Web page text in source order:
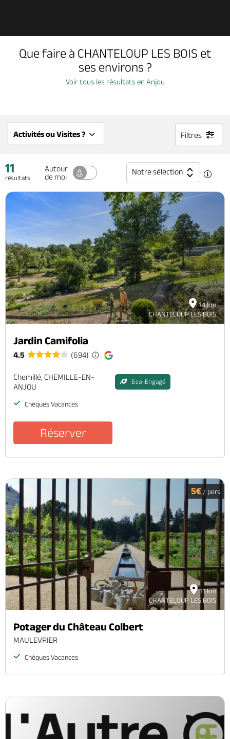
À voir, à faire
Dormir, manger
Séjours, cadeaux
Billetterie en ligne
Brochures & Cartes Offices de tourisme Comment venir ? Ecrivez-nous
Que faire à CHANTELOUP LES BOIS et
ses environs ?
Voir tous les résultats en Anjou
Activités ou Visites ? Filtres
11
résultats
Autour
de moi
Notre sélection
14 km
CHANTELOUP LES BOIS
Jardin Camifolia
4.5 (694)
Chemillé, CHEMILLE-EN-
ANJOU
Eco-Engagé
Chèques Vacances
Réserver
11 km
CHANTELOUP LES BOIS
5€ / pers.
Potager du Château Colbert
MAULEVRIER
Chèques Vacances